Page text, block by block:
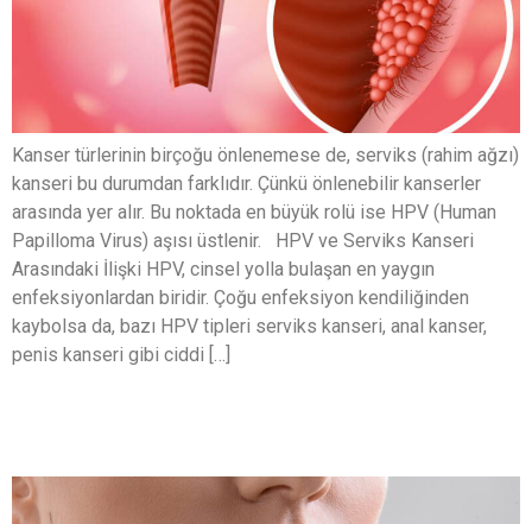
Kanser türlerinin birçoğu önlenemese de, serviks (rahim ağzı)
kanseri bu durumdan farklıdır. Çünkü önlenebilir kanserler
arasında yer alır. Bu noktada en büyük rolü ise HPV (Human
Papilloma Virus) aşısı üstlenir. HPV ve Serviks Kanseri
Arasındaki İlişki HPV, cinsel yolla bulaşan en yaygın
enfeksiyonlardan biridir. Çoğu enfeksiyon kendiliğinden
kaybolsa da, bazı HPV tipleri serviks kanseri, anal kanser,
penis kanseri gibi ciddi […]